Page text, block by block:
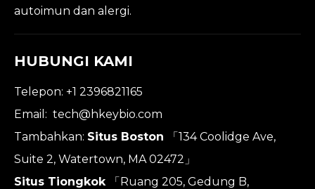
autoimun dan alergi.
HUBUNGI KAMI
Telepon: +1 2396821165
Email: tech@hkeybio.com
Tambahkan: Situs Boston
「134 Coolidge Ave,
Suite 2, Watertown, MA 02472」
Situs Tiongkok
「Ruang 205, Gedung B,